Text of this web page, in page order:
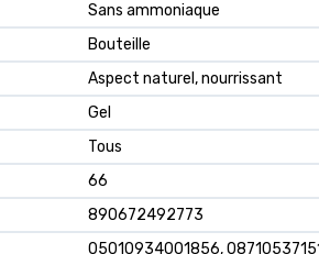
Sans ammoniaque
Bouteille
Aspect naturel, nourrissant
Gel
Tous
66
890672492773
05010934001856,